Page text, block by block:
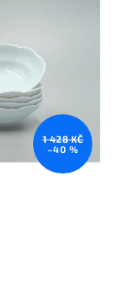
1 428 KČ
–40 %